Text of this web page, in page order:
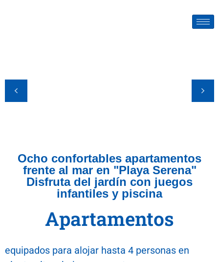
Ocho confortables apartamentos
frente al mar en "Playa Serena"
Disfruta del jardín con juegos
infantiles y piscina
Apartamentos
equipados para alojar hasta 4 personas en